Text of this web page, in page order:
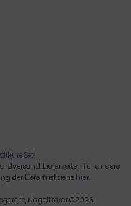
Set
Lieferzeiten für andere
der Lieferfrist siehehier.
Nagelfräser © 2026